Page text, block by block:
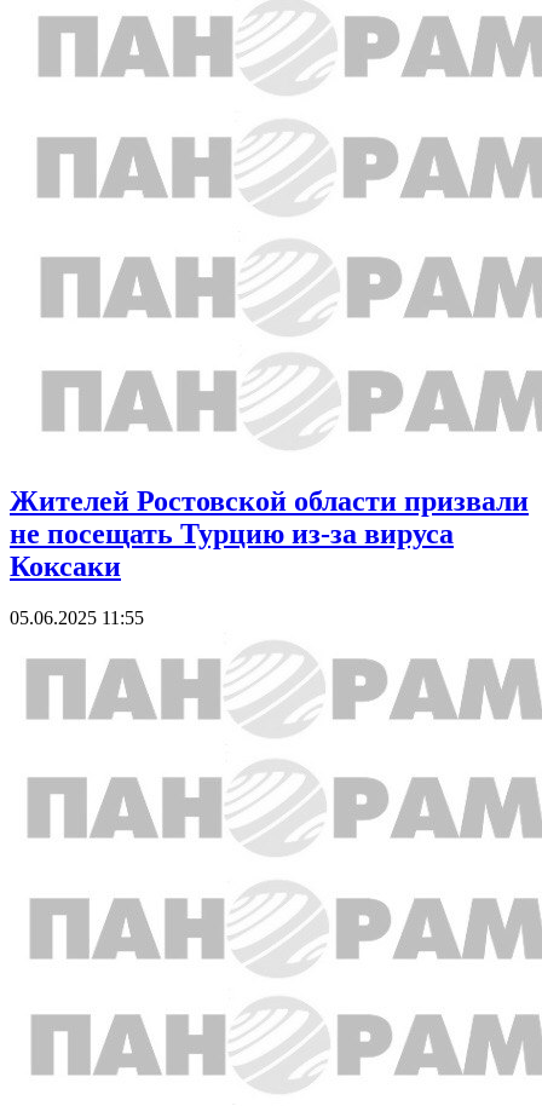
Жителей Ростовской области призвали
не посещать Турцию из-за вируса
Коксаки
05.06.2025 11:55